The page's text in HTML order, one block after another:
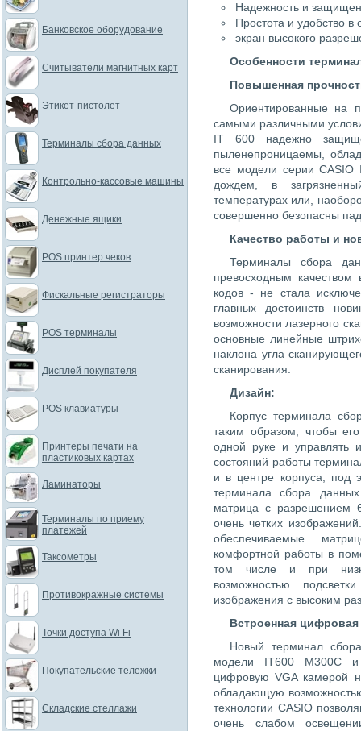
Надежность и
Простота и удобство
экран высокого
Особенности
Повышенная
Ориентированные на
самыми различными
IT 600 надежно
пыленепроницаемы,
все модели серии CASIO
дождем, в
температурах или,
совершенно безопасны
Качество работы и
Терминалы сбора
превосходным качеством
кодов - не стала
главных достоинств
возможности лазерного
основные линейные
наклона угла
сканирования.
Дизайн:
Корпус терминала
таким образом, чтобы
одной руке и управлять
состояний работы
и в центре корпуса, под
терминала сбора
матрица с разрешением
очень четких
обеспечиваемые
комфортной работы в
том числе и при
возможностью
изображения с высоким
Встроенная цифровая
Новый терминал
модели IT600 M300C
цифровую VGA камерой
обладающую
технологии CASIO
очень слабом
Банковское оборудование
Считыватели магнитных карт
Этикет-пистолет
Терминалы сбора данных
Контрольно-кассовые машины
Денежные ящики
POS принтер чеков
Фискальные регистраторы
POS терминалы
Дисплей покупателя
POS клавиатуры
Принтеры печати на
пластиковых картах
Ламинаторы
Терминалы по приему
платежей
Таксометры
Противокражные системы
Точки доступа Wi Fi
Покупательские тележки
Складские стеллажи